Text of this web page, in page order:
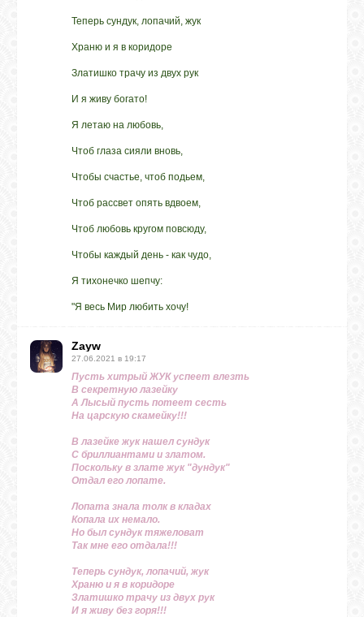
Теперь сундук, лопачий, жук
Храню и я в коридоре
Златишко трачу из двух рук
И я живу богато!
Я летаю на любовь,
Чтоб глаза сияли вновь,
Чтобы счастье, чтоб подьем,
Чтоб рассвет опять вдвоем,
Чтоб любовь кругом повсюду,
Чтобы каждый день - как чудо,
Я тихонечко шепчу:
"Я весь Мир любить хочу!
Zayw
27.06.2021 в 19:17
Пусть хитрый ЖУК успеет влезть
В секретную лазейку
А Лысый пусть потеет сесть
На царскую скамейку!!!
В лазейке жук нашел сундук
С бриллиантами и златом.
Поскольку в злате жук "дундук"
Отдал его лопате.
Лопата знала толк в кладах
Копала их немало.
Но был сундук тяжеловат
Так мне его отдала!!!
Теперь сундук, лопачий, жук
Храню и я в коридоре
Златишко трачу из двух рук
И я живу без горя!!!